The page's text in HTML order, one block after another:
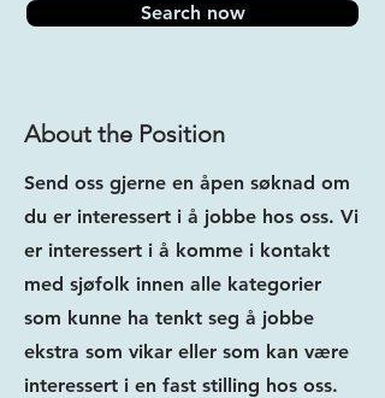
Search now
About the Position
Send oss gjerne en åpen søknad om
du er interessert i å jobbe hos oss. Vi
er interessert i å komme i kontakt
med sjøfolk innen alle kategorier
som kunne ha tenkt seg å jobbe
ekstra som vikar eller som kan være
interessert i en fast stilling hos oss.